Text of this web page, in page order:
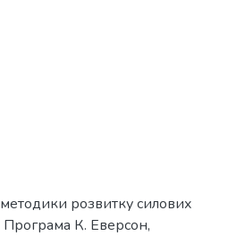
методики розвитку силових
Програма К. Еверсон,